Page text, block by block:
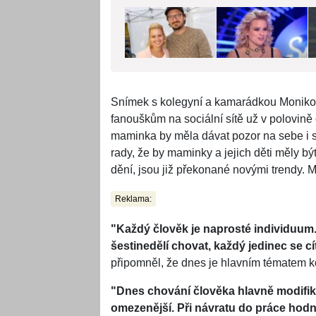
Snímek s kolegyní a kamarádkou
fanouškům na sociální sítě už v
maminka by měla dávat pozor na sebe
rady, že by maminky a jejich děti měly
dění, jsou již překonané novými trendy.
Reklama:
"Každý člověk je naprosté
šestinedělí chovat, každý jedinec se
připomněl, že dnes je hlavním tématem
"Dnes chování člověka hlavně
omezenější. Při návratu do práce